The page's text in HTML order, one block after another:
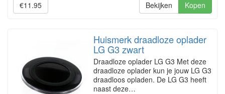
€11.95 Bekijken Kopen
Huismerk draadloze oplader
LG G3 zwart
Draadloze oplader LG G3 Met deze
draadloze oplader kun je jouw LG G3
draadloos opladen. De LG G3 heeft
naast deze…